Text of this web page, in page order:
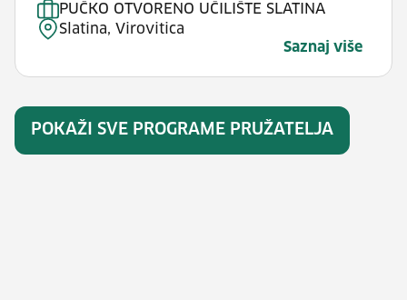
PUČKO OTVORENO UČILIŠTE SLATINA
Slatina, Virovitica
Saznaj više
POKAŽI SVE PROGRAME PRUŽATELJA